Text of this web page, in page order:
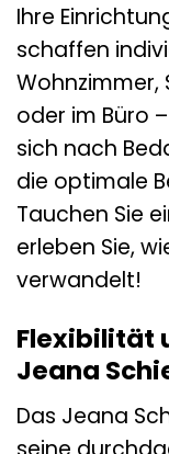
Ihre
schaffen
Wohnzimmer,
oder im Büro
sich nach
die optimale
Tauchen Sie
erleben Sie,
verwandelt!
Flexibilität
Jeana
Das Jeana